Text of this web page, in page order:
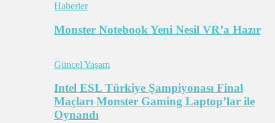
Haberler
Monster Notebook Yeni Nesil VR’a Hazır
Güncel Yaşam
Intel ESL Türkiye Şampiyonası Final
Maçları Monster Gaming Laptop’lar ile
Oynandı